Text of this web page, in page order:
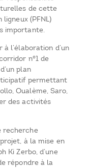
de cette
(PFNL)
importante.
l’élaboration d’un
n°1 de
plan
permettant
Oualème, Saro,
des activités
recherche
à la mise en
Ki Zerbo, d’une
répondre à la